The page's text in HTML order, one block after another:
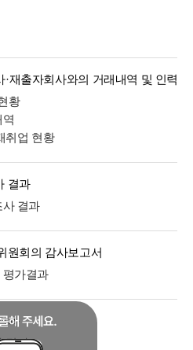
·재출자회사와의 거래내역 및 인력
황
취업 현황
결과
사 결과
원회의 감사보고서
평가결과
과
결과